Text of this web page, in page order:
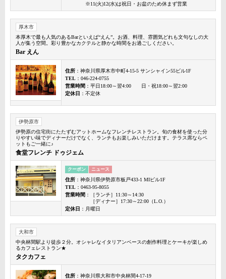
※11(火)12(水)は祝日・お盆のため休まず営業
厚木市
本厚木で最も人気のあるBarといえば“えん”。お酒、料理、雰囲気どれも文句なしの大
人が集う空間。彩り豊かなカクテルと静かな時間をお過ごしください。
Bar えん
住所 ：神奈川県厚木市中町4-15-5 サンシャイン55ビル1F
TEL ：046-224-0755
営業時間 ：平日18:00～翌4:00 日・祝18:00～翌2:00
定休日 ：不定休
伊勢原市
伊勢原の住宅街にたたずむアットホームなフレンチレストラン。旬の食材を使った分
りやすい味でディナーだけでなく、ランチもお楽しみいただけます。テラス席ならペ
ットもご一緒に♪
食堂フレンチ ドゥジェム
クーポン ニュース
住所 ：神奈川県伊勢原市板戸433-1 MIビル1F
TEL ：0463-95-8055
営業時間 ：［ランチ］11:30～14:30
［ディナー］17:30～22:00（L.O.）
定休日 ：月曜日
大和市
中央林間駅より徒歩２分。オシャレなイタリアンベースの創作料理とケーキが楽しめ
るカフェレストラン★
タクカフェ
住所 ：神奈川県大和市中央林間4-17-19